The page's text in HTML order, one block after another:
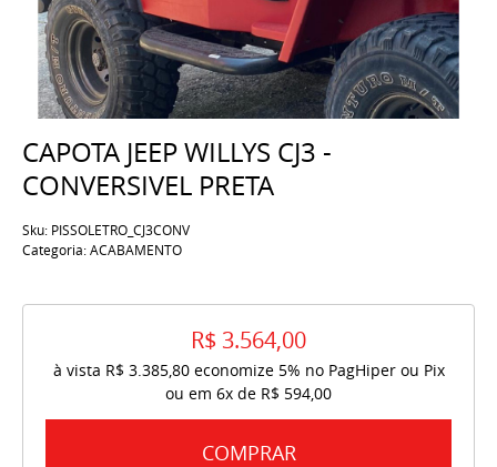
CAPOTA JEEP WILLYS CJ3 -
CONVERSIVEL PRETA
Sku: PISSOLETRO_CJ3CONV
Categoria:ACABAMENTO
R$ 3.564,00
à vista R$ 3.385,80economize 5% no PagHiper ou Pix
ou em 6x de R$ 594,00
COMPRAR